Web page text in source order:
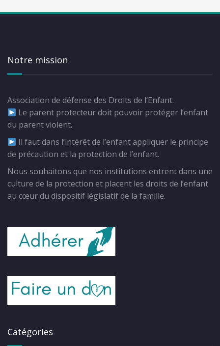
Notre mission
Association de défense des Droits de l’Enfant.
Le parent protecteur doit pouvoir protéger l’enfant
du parent violent.
Il faut dans l’intérêt de l’enfant appliquer le principe
de précaution et la protection de l’enfant.
Nous souhaitons que nos institutions entrent dans une
culture de la protection et placent les droits de l’enfant
au cœur du dispositif législatif de la famille.
Catégories